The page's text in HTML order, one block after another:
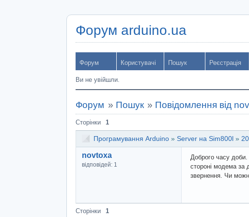
Форум arduino.ua
Форум Користувачі Пошук Реєстрація
Ви не увійшли.
Форум » Пошук » Повідомлення від
Сторінки 1
Програмування Arduino » Server на Sim800l »
novtoxa
відповідей: 1
Доброго часу
стороні модема за
звернення. Чи
Сторінки 1